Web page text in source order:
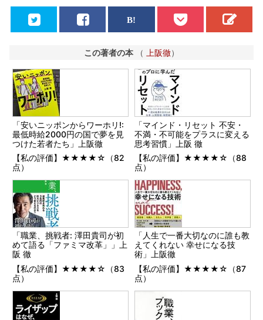
この著者の本 （ 上阪徹）
「安いニッポンからワーホリ!:
最低時給2000円の国で夢を見
つけた若者たち」上阪徹
【私の評価】★★★★☆（82
点）
「マインド・リセット 不安・
不満・不可能をプラスに変える
思考習慣」上阪 徹
【私の評価】★★★★☆（88
点）
「職業、挑戦者: 澤田貴司が初
めて語る「ファミマ改革」」上
阪 徹
【私の評価】★★★★☆（83
点）
「人生で一番大切なのに誰も教
えてくれない 幸せになる技
術」上阪徹
【私の評価】★★★★☆（87
点）